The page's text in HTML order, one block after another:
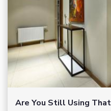
Are You Still Using